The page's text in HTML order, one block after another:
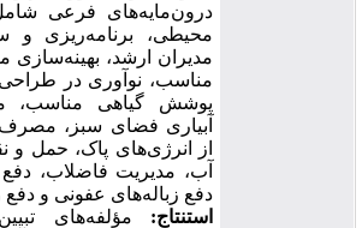
درون‌مایه‌های فرعی
‌محیطی، برنامه‌ریزی و
مدیران ارشد، بهینه‌سازی
مناسب، نوآوری در طراحی،
پوشش گیاهی مناسب،
آبیاری فضای سبز، مصرف
از انرژی‌های پاک، حمل‌ و
آب، مدیریت فاضلاب، دفع
دفع زباله‌های عفونی و دفع
استنتاج:
مؤلفه‌های